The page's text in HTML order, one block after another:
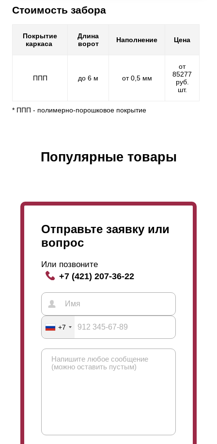
Стоимость забора
Покрытие
каркаса
Длина
ворот
Наполнение Цена
ППП до 6 м от 0,5 мм
от
85277
руб.
шт.
* ППП - полимерно-порошковое покрытие
Популярные товары
Отправьте заявку или
вопрос
Или позвоните
+7 (421) 207-36-22
+7